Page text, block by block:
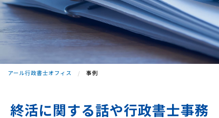
アール行政書士オフィス 事例
終活に関する話や行政書士事務